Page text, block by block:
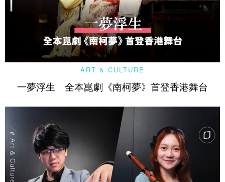
ART & CULTURE
一夢浮生 全本崑劇《南柯夢》首登香港舞台